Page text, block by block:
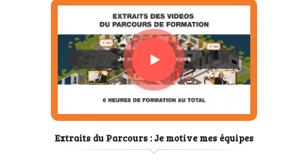
Extraits du Parcours : Je motive mes équipes